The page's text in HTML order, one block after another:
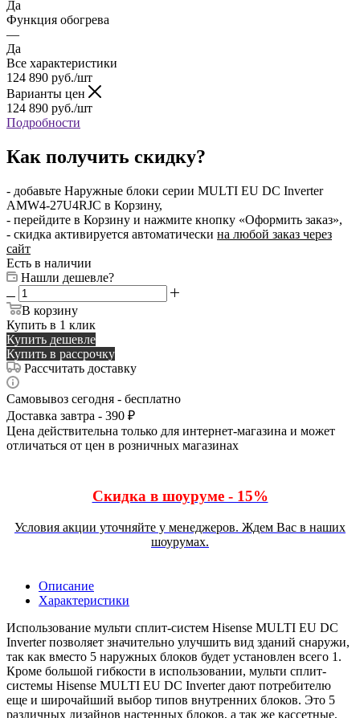
Да
Функция обогрева
—
Да
Все характеристики
124 890 руб./шт
Варианты цен
124 890 руб./шт
Подробности
Как получить скидку?
- добавьте Наружные блоки серии MULTI EU DC Inverter
AMW4-27U4RJC в Корзину,
- перейдите в Корзину и нажмите кнопку «Оформить заказ»,
- скидка активируется автоматически на любой заказ через
сайт
Есть в наличии
Нашли дешевле?
В корзину
Купить в 1 клик
Купить дешевле
Купить в рассрочку
Рассчитать доставку
Самовывоз сегодня - бесплатно
Доставка завтра - 390 ₽
Цена действительна только для интернет-магазина и может
отличаться от цен в розничных магазинах
Скидка в шоуруме - 15%
Условия акции уточняйте у менеджеров. Ждем Вас в наших
шоурумах.
Описание
Характеристики
Использование мульти сплит-систем Hisense MULTI EU DC
Inverter позволяет значительно улучшить вид зданий снаружи,
так как вместо 5 наружных блоков будет установлен всего 1.
Кроме большой гибкости в использовании, мульти сплит-
системы Hisense MULTI EU DC Inverter дают потребителю
еще и широчайший выбор типов внутренних блоков. Это 5
различных дизайнов настенных блоков, а так же кассетные,